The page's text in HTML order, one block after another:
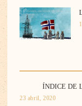
ÍNDICE DE
23 abril, 2020